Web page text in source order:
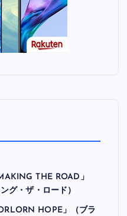
THE ROAD」
グ・ザ・ロード）
HOPE」（ブラ